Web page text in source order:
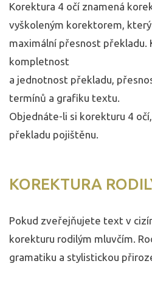
Korektura 4 očí znamená
vyškoleným korektorem,
maximální přesnost překladu.
kompletnost
a jednotnost překladu,
termínů a grafiku textu.
Objednáte-li si korekturu 4
překladu pojištěnu.
KOREKTURA
Pokud zveřejňujete text v
korekturu rodilým mluvčím.
gramatiku a stylistickou